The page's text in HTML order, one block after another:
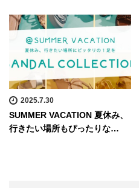
2025.7.30
SUMMER VACATION 夏休み、
行きたい場所もぴったりな…